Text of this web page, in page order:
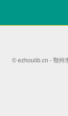
© ezhoulib.cn - 鄂州